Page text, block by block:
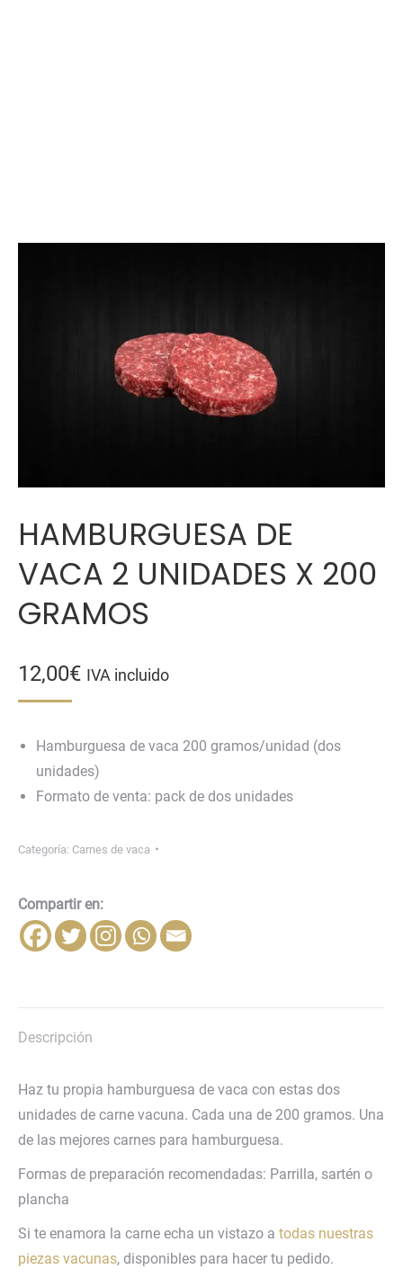
HAMBURGUESA DE
VACA 2 UNIDADES X 200
GRAMOS
12,00€ IVA incluido
Hamburguesa de vaca 200 gramos/unidad (dos
unidades)
Formato de venta: pack de dos unidades
Categoría: Carnes de vaca
Compartir en:
Descripción
Haz tu propia hamburguesa de vaca con estas dos
unidades de carne vacuna. Cada una de 200 gramos. Una
de las mejores carnes para hamburguesa.
Formas de preparación recomendadas: Parrilla, sartén o
plancha
Si te enamora la carne echa un vistazo a todas nuestras
piezas vacunas, disponibles para hacer tu pedido.